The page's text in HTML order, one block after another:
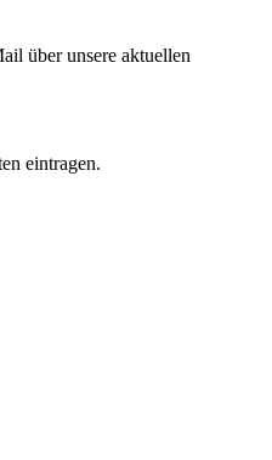
über unsere aktuellen
eintragen.